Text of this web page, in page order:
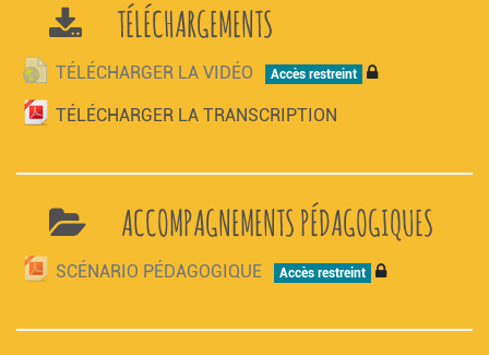
TÉLÉCHARGEMENTS
TÉLÉCHARGER LA VIDÉO URL
Accès restreint
TÉLÉCHARGER LA TRANSCRIPTION
FICHIER
ACCOMPAGNEMENTS PÉDAGOGIQUES
SCÉNARIO PÉDAGOGIQUEFICHIER
Accès restreint